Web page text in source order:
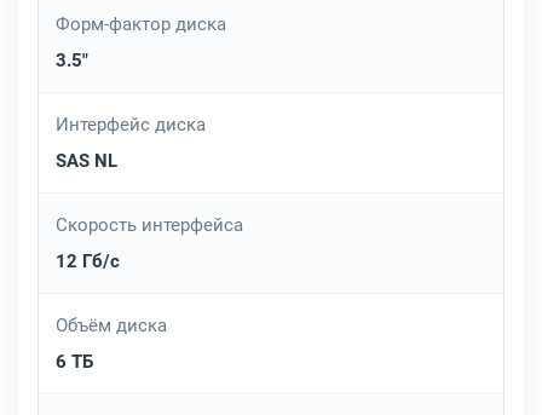
Форм-фактор диска
3.5"
Интерфейс диска
SAS NL
Скорость интерфейса
12 Гб/с
Объём диска
6 ТБ